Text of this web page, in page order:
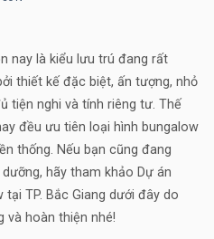
nay là kiểu lưu trú đang rất
thiết kế đặc biệt, ấn tượng, nhỏ
tiện nghi và tính riêng tư. Thế
đều ưu tiên loại hình bungalow
thống. Nếu bạn cũng đang
hãy tham khảo Dự án
TP. Bắc Giang dưới đây do
và hoàn thiện nhé!